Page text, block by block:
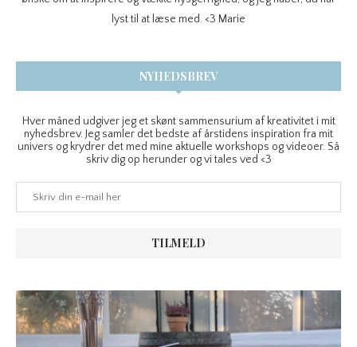
lyst til at læse med. <3 Marie
NYHEDSBREV
Hver måned udgiver jeg et skønt sammensurium af kreativitet i mit
nyhedsbrev. Jeg samler det bedste af årstidens inspiration fra mit
univers og krydrer det med mine aktuelle workshops og videoer. Så
skriv dig op herunder og vi tales ved <3